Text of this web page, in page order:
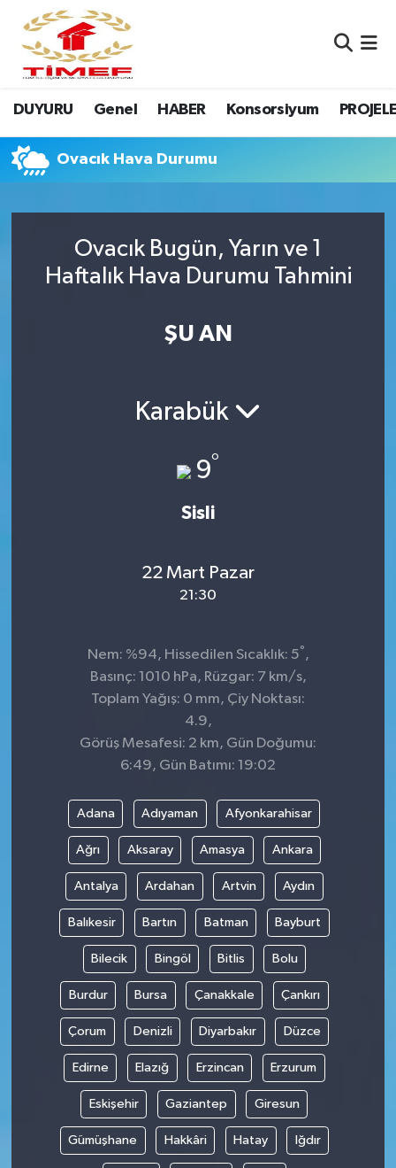
DUYURU Genel HABER Konsorsiyum
Ovacık Hava Durumu
Ovacık Bugün, Yarın ve 1
Haftalık Hava Durumu Tahmini
ŞU AN
Karabük
9°
Sisli
22 Mart Pazar
21:30
Nem: %94, Hissedilen Sıcaklık: 5° ,
Basınç: 1010 hPa, Rüzgar: 7 km/s,
Toplam Yağış: 0 mm, Çiy Noktası:
4.9,
Görüş Mesafesi: 2 km, Gün Doğumu:
6:49, Gün Batımı: 19:02
Adana Adıyaman Afyonkarahisar
Ağrı Aksaray Amasya Ankara
Antalya Ardahan Artvin Aydın
Balıkesir Bartın Batman Bayburt
Bilecik Bingöl Bitlis Bolu
Burdur Bursa Çanakkale Çankırı
Çorum Denizli Diyarbakır Düzce
Edirne Elazığ Erzincan Erzurum
Eskişehir Gaziantep Giresun
Gümüşhane Hakkâri Hatay Iğdır
Anasayfa Kutu
Anasayfa Manşet
Canlı Yayın
Erasmus
PROJELER İNGİLİZCE
Nöbetçi Eczaneler
Hava Durumu
Namaz Vakitleri
Süper Lig Puan Durumu ve Fikstür
Son Dakika Haberleri